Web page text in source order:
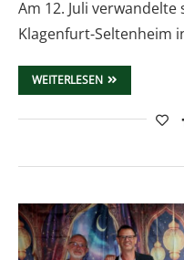
Am 12. Juli
Klagenfurt-Seltenheim
WEITERLESEN